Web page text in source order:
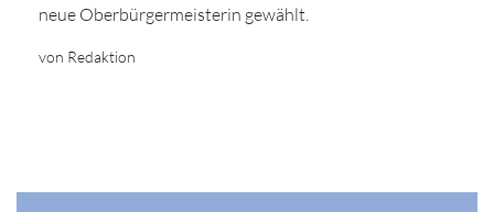
neue Oberbürgermeisterin gewählt.
von Redaktion